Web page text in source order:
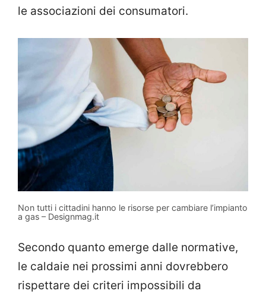
le associazioni dei consumatori.
Non tutti i cittadini hanno le risorse per cambiare l’impianto
a gas – Designmag.it
Secondo quanto emerge dalle normative,
le caldaie nei prossimi anni dovrebbero
rispettare dei criteri impossibili da